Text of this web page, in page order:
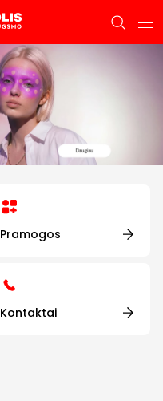
Pramogos
Kontaktai